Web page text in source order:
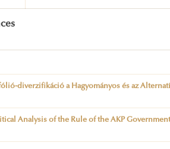
diverzifikáció a Hagyományos és az
Analysis of the Rule of the AKP